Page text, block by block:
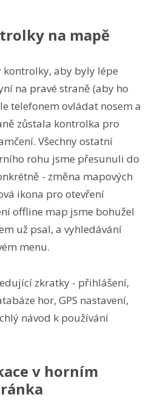
na mapě
kontrolky, aby byly lépe
na pravé straně (aby ho
telefonem ovládat nosem a
zůstala kontrolka pro
Všechny ostatní
rohu jsme přesunuli do
- změna mapových
ikona pro otevření
offline map jsme bohužel
už psal, a vyhledávání
menu.
zkratky - přihlášení,
hor, GPS nastavení,
návod k používání
v horním